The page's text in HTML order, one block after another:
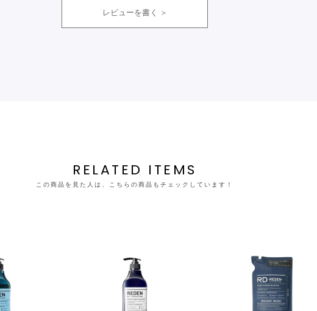
レビューを書く
RELATED ITEMS
この商品を見た人は、こちらの商品もチェックしています！